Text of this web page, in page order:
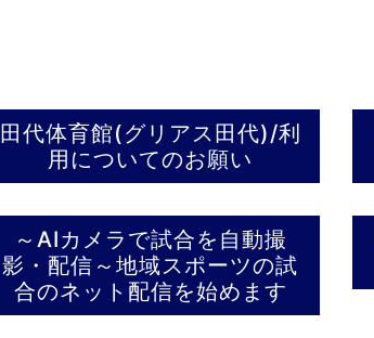
田代体育館(グリアス田代)/利
用についてのお願い
～AIカメラで試合を自動撮
影・配信～地域スポーツの試
合のネット配信を始めます